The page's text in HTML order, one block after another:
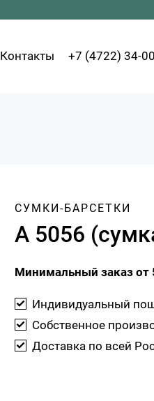
Контакты +7 (4722) 34-
СУМКИ-БАРСЕТКИ
А 5056
Минимальный заказ от
Индивидуальный
Собственное
Доставка по всей